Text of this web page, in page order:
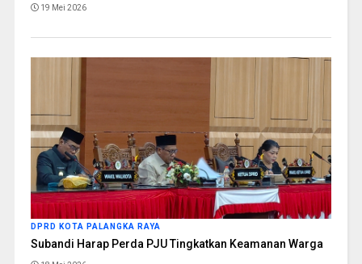
19 Mei 2026
DPRD KOTA PALANGKA RAYA
Subandi Harap Perda PJU Tingkatkan Keamanan Warga